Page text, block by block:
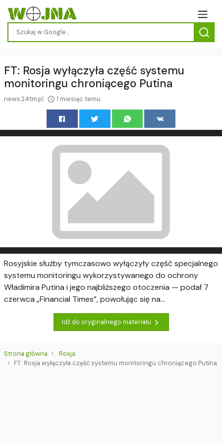
FT: Rosja wyłączyła część systemu
monitoringu chroniącego Putina
news.24tm.pl 1 miesiąc temu
Rosyjskie służby tymczasowo wyłączyły część specjalnego
systemu monitoringu wykorzystywanego do ochrony
Władimira Putina i jego najbliższego otoczenia — podał 7
czerwca „Financial Times”, powołując się na...
Idź do oryginalnego materiału
Strona główna
Rosja
FT: Rosja wyłączyła część systemu monitoringu chroniącego Putina